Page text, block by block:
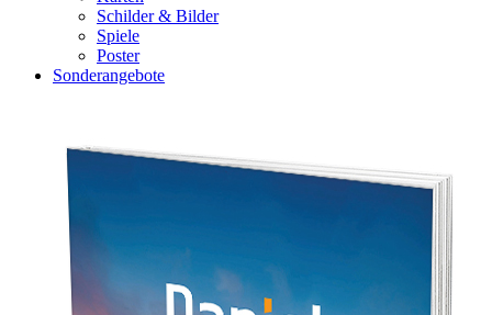
Schilder & Bilder
Spiele
Poster
Sonderangebote